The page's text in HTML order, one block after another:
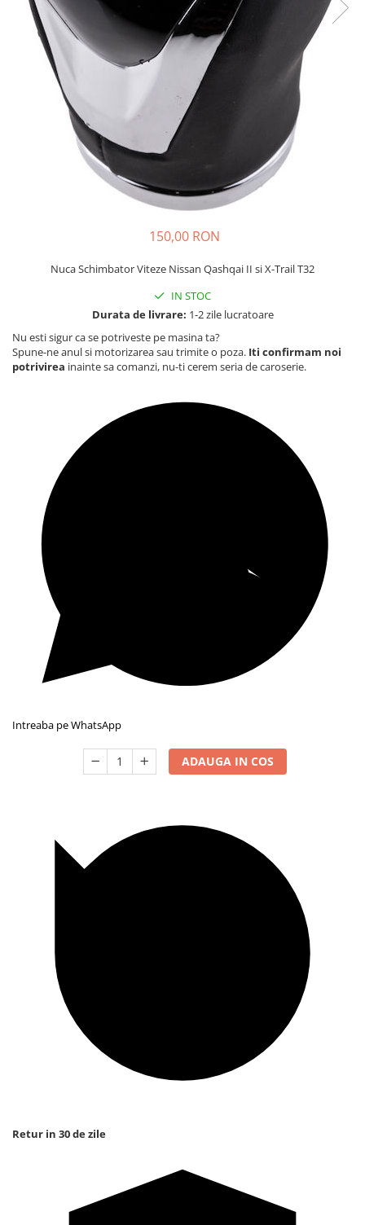
Accesorii Electronice Auto
Incarcatoare Auto
Accesorii pentru Roti si Anvelope
Husa Anvelope
Truse Chei
Organizatoare Auto
150,00 RON
Nuca Schimbator Viteze Nissan Qashqai II si X-Trail T32
IN STOC
Durata de livrare: 1-2 zile lucratoare
Nu esti sigur ca se potriveste pe masina ta?
Spune-ne anul si motorizarea sau trimite o poza. Iti confirmam noi
potrivirea inainte sa comanzi, nu-ti cerem seria de caroserie.
Intreaba pe WhatsApp
ADAUGA IN COS
Retur in 30 de zile